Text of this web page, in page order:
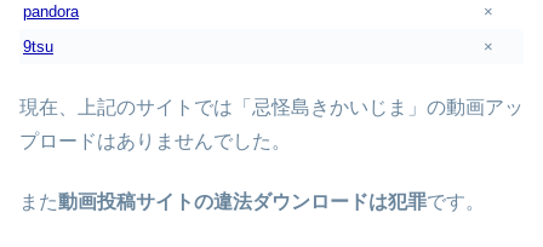
pandora
×
9tsu
×
現在、上記のサイトでは「忌怪島きかいじま」の動画アッ
プロードはありませんでした。
また動画投稿サイトの違法ダウンロードは犯罪です。